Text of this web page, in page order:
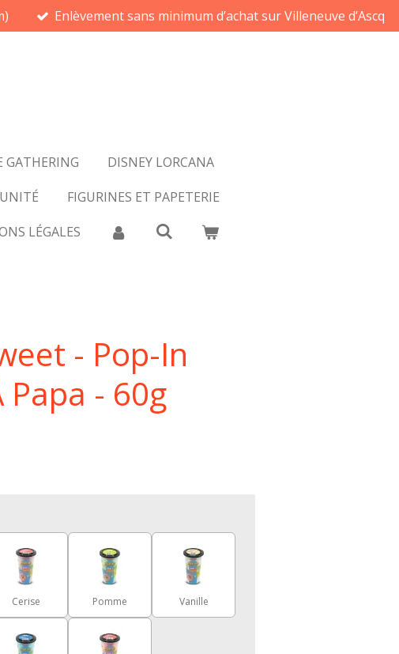
Enlèvement sans minimum d’achat sur Villeneuve d’Ascq
GATHERING
DISNEY LORCANA
FIGURINES ET PAPETERIE
LÉGALES
- Pop-In
Papa - 60g
Cerise Pomme Vanille